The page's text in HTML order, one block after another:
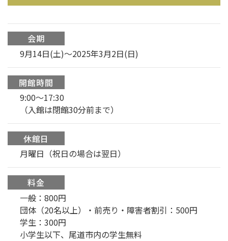
会期
9月14日(土)～2025年3月2日(日)
開館時間
9:00〜17:30
（入館は閉館30分前まで）
休館日
月曜日（祝日の場合は翌日）
料金
一般：800円
団体（20名以上）・前売り・障害者割引：500円
学生：300円
小学生以下、尾道市内の学生無料